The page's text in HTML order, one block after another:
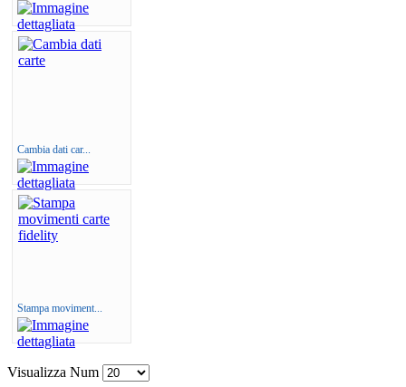
Cambia dati car...
Stampa moviment...
Visualizza Num